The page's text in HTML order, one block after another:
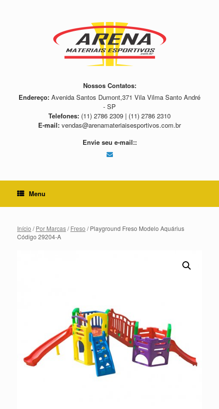
Nossos Contatos:
Endereço: Avenida Santos Dumont,371 Vila Vilma Santo André
- SP
Telefones: (11) 2786 2309 | (11) 2786 2310
E-mail: vendas@arenamateriaisesportivos.com.br
Envie seu e-mail::
Menu
Início /Por Marcas/Freso / Playground Freso Modelo Aquárius
Código 29204-A